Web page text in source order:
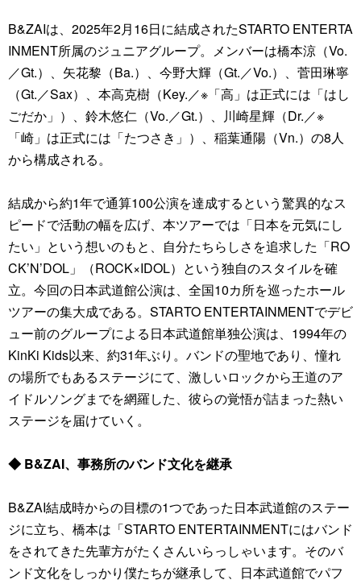
B&ZAIは、2025年2月16日に結成されたSTARTO ENTERTA
INMENT所属のジュニアグループ。メンバーは橋本涼（Vo.
／Gt.）、矢花黎（Ba.）、今野大輝（Gt.／Vo.）、菅田琳寧
（Gt.／Sax）、本高克樹（Key.／※「高」は正式には「はし
ごだか」）、鈴木悠仁（Vo.／Gt.）、川崎星輝（Dr.／※
「崎」は正式には「たつさき」）、稲葉通陽（Vn.）の8人
から構成される。
結成から約1年で通算100公演を達成するという驚異的なス
ピードで活動の幅を広げ、本ツアーでは「日本を元気にし
たい」という想いのもと、自分たちらしさを追求した「RO
CK’N’DOL」（ROCK×IDOL）という独自のスタイルを確
立。今回の日本武道館公演は、全国10カ所を巡ったホール
ツアーの集大成である。STARTO ENTERTAINMENTでデビ
ュー前のグループによる日本武道館単独公演は、1994年の
KinKi Kids以来、約31年ぶり。バンドの聖地であり、憧れ
の場所でもあるステージにて、激しいロックから王道のア
イドルソングまでを網羅した、彼らの覚悟が詰まった熱い
ステージを届けていく。
◆ B&ZAI、事務所のバンド文化を継承
B&ZAI結成時からの目標の1つであった日本武道館のステー
ジに立ち、橋本は「STARTO ENTERTAINMENTにはバンド
をされてきた先輩方がたくさんいらっしゃいます。そのバ
ンド文化をしっかり僕たちが継承して、日本武道館でパフ